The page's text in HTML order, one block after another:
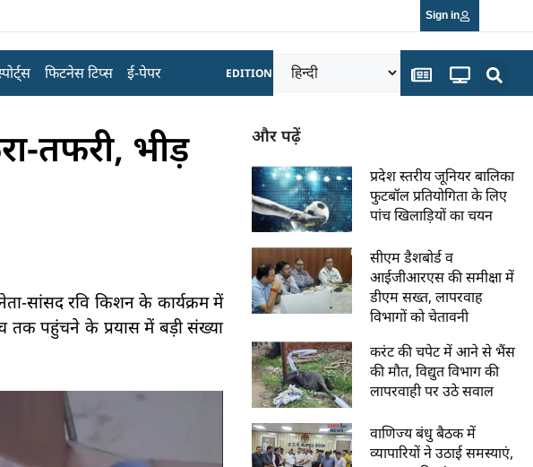
Sign in
फिटनेस टिप्स ई-पेपर EDITION
तफरी, भीड़
सांसद रवि किशन के कार्यक्रम में
तक पहुंचने के प्रयास में बड़ी संख्या
और पढ़ें
प्रदेश स्तरीय जूनियर बालिका
फुटबॉल प्रतियोगिता के लिए
पांच खिलाड़ियों का चयन
सीएम डैशबोर्ड व
आईजीआरएस की समीक्षा में
डीएम सख्त, लापरवाह
विभागों को चेतावनी
करंट की चपेट में आने से भैंस
की मौत, विद्युत विभाग की
लापरवाही पर उठे सवाल
वाणिज्य बंधु बैठक में
व्यापारियों ने उठाई समस्याएं,